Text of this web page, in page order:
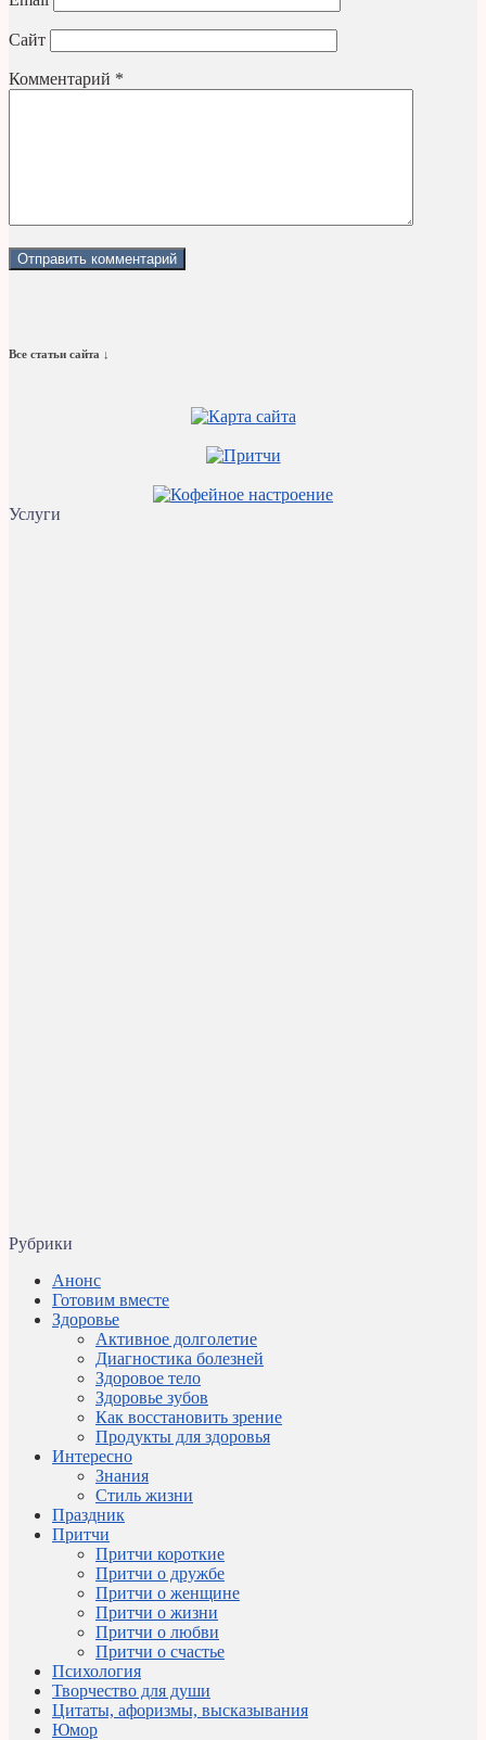
Сайт
Комментарий *
Все статьи сайта ↓
Услуги
Рубрики
Анонс
Готовим вместе
Здоровье
Активное долголетие
Диагностика болезней
Здоровое тело
Здоровье зубов
Как восстановить зрение
Продукты для здоровья
Интересно
Знания
Стиль жизни
Праздник
Притчи
Притчи короткие
Притчи о дружбе
Притчи о женщине
Притчи о жизни
Притчи о любви
Притчи о счастье
Психология
Творчество для души
Цитаты, афоризмы, высказывания
Юмор